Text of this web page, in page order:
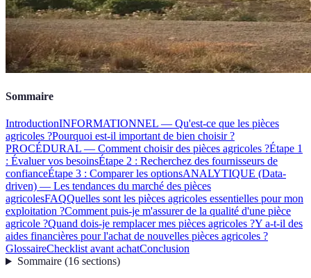
Sommaire
IntroductionINFORMATIONNEL — Qu'est-ce que les pièces
agricoles ?Pourquoi est-il important de bien choisir ?
PROCÉDURAL — Comment choisir des pièces agricoles ?Étape 1
: Évaluer vos besoinsÉtape 2 : Recherchez des fournisseurs de
confianceÉtape 3 : Comparer les optionsANALYTIQUE (Data-
driven) — Les tendances du marché des pièces
agricolesFAQQuelles sont les pièces agricoles essentielles pour mon
exploitation ?Comment puis-je m'assurer de la qualité d'une pièce
agricole ?Quand dois-je remplacer mes pièces agricoles ?Y a-t-il des
aides financières pour l'achat de nouvelles pièces agricoles ?
GlossaireChecklist avant achatConclusion
Sommaire(16 sections)